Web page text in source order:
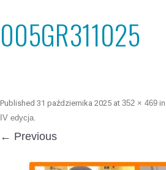
005GR311025
Published 31 października 2025 at 352 × 469 in
IV edycja.
← Previous